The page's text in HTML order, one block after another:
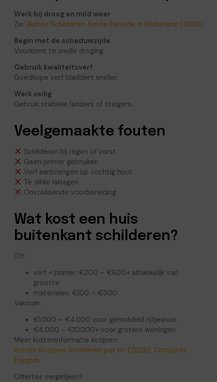
Werk bij droog en mild weer
Zie: Buiten Schilderen: Beste Periode in Nederland (2026)
Begin met de schaduwzijde
Voorkomt te snelle droging.
Gebruik kwaliteitsverf
Goedkope verf bladdert sneller.
Werk veilig
Gebruik stabiele ladders of steigers.
Veelgemaakte fouten
Schilderen bij regen of vorst
Geen primer gebruiken
Verf aanbrengen op vochtig hout
Te dikke laklagen
Onvoldoende voorbereiding
Wat kost een huis
buitenkant schilderen?
DIY:
verf + primer: €200 – €800+ afhankelijk van
grootte
materialen: €100 – €300
Vakman:
€1.000 – €4.000 voor gemiddeld rijtjeshuis
€4.000 – €10.000+ voor grotere woningen
Meer kosteninformatie kozijnen:
Kosten Kozijnen Schilderen per m² (2026): Complete
Prijsgids
Offertes vergelijken?